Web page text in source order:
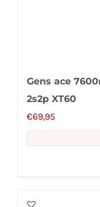
Gens ace
2s2p XT60
€69,95